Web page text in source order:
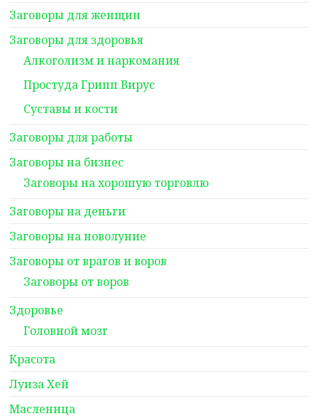
Заговоры для женщин
Заговоры для здоровья
Алкоголизм и наркомания
Простуда Грипп Вирус
Суставы и кости
Заговоры для работы
Заговоры на бизнес
Заговоры на хорошую торговлю
Заговоры на деньги
Заговоры на новолуние
Заговоры от врагов и воров
Заговоры от воров
Здоровье
Головной мозг
Красота
Луиза Хей
Масленица